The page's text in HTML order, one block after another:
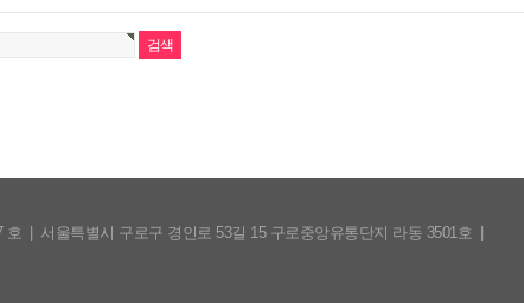
호 서울특별시 구로구 경인로 53길 15 구로중앙유통단지 라동 3501호